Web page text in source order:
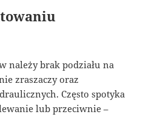
należy brak podziału na
zraszaczy oraz
Często spotyka
lub przeciwnie –